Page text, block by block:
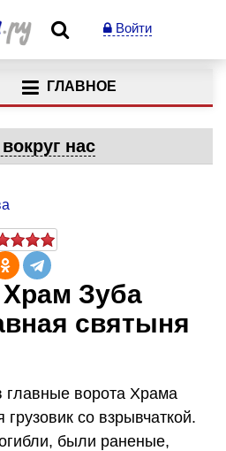
Войти
ГЛАВНОЕ
нас
Зуба
святыня
главные ворота Храма
со взрывчаткой.
были раненые,